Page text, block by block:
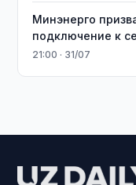
Минэнерго
подключение к
21:00 · 31/07